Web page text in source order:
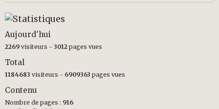
Aujourd'hui
2269 visiteurs - 3012 pages vues
Total
1184683 visiteurs - 6909363 pages vues
Contenu
Nombre de pages : 916